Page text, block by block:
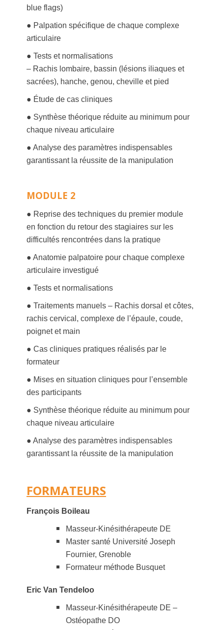
blue flags)
● Palpation spécifique de chaque complexe
articulaire
● Tests et normalisations
– Rachis lombaire, bassin (lésions iliaques et
sacrées), hanche, genou, cheville et pied
● Étude de cas cliniques
● Synthèse théorique réduite au minimum pour
chaque niveau articulaire
● Analyse des paramètres indispensables
garantissant la réussite de la manipulation
MODULE 2
● Reprise des techniques du premier module
en fonction du retour des stagiaires sur les
difficultés rencontrées dans la pratique
● Anatomie palpatoire pour chaque complexe
articulaire investigué
● Tests et normalisations
● Traitements manuels – Rachis dorsal et côtes,
rachis cervical, complexe de l’épaule, coude,
poignet et main
● Cas cliniques pratiques réalisés par le
formateur
● Mises en situation cliniques pour l’ensemble
des participants
● Synthèse théorique réduite au minimum pour
chaque niveau articulaire
● Analyse des paramètres indispensables
garantissant la réussite de la manipulation
FORMATEURS
François Boileau
Masseur-Kinésithérapeute DE
Master santé Université Joseph
Fournier, Grenoble
Formateur méthode Busquet
Eric Van Tendeloo
Masseur-Kinésithérapeute DE –
Ostéopathe DO